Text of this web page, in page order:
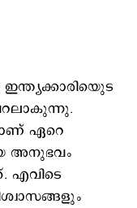
ഏറെ
അനുഭവം
എവിടെ